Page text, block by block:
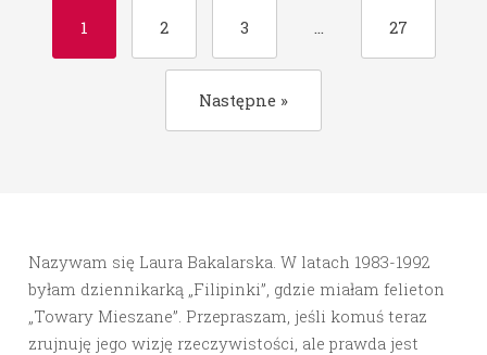
1 2 3 … 27
Następne »
Nazywam się Laura Bakalarska. W latach 1983-1992
byłam dziennikarką „Filipinki”, gdzie miałam felieton
„Towary Mieszane”. Przepraszam, jeśli komuś teraz
zrujnuję jego wizję rzeczywistości, ale prawda jest